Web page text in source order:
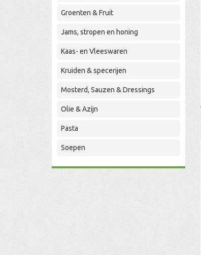
Groenten & Fruit
Jams, stropen en honing
Kaas- en Vleeswaren
Kruiden & specerijen
Mosterd, Sauzen & Dressings
Olie & Azijn
Pasta
Soepen